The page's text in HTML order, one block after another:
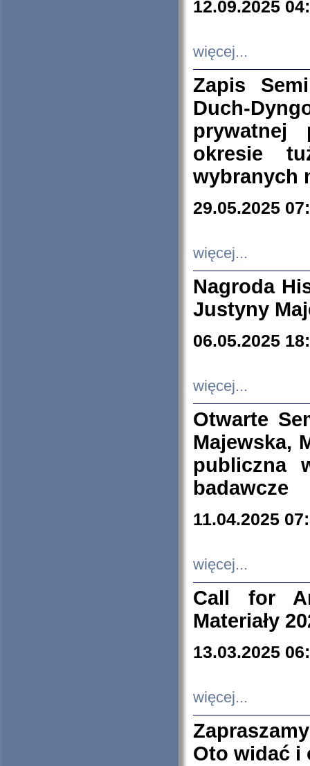
12.09.2025
więcej...
Zapis
Duch-
prywatnej
okresie
wybranych
29.05.2025
więcej...
Nagroda
Justyny
06.05.2025
więcej...
Otwarte
Majewska,
publiczna
badawcze
11.04.2025
więcej...
Call for
Materiały
13.03.2025
więcej...
Oto widać i